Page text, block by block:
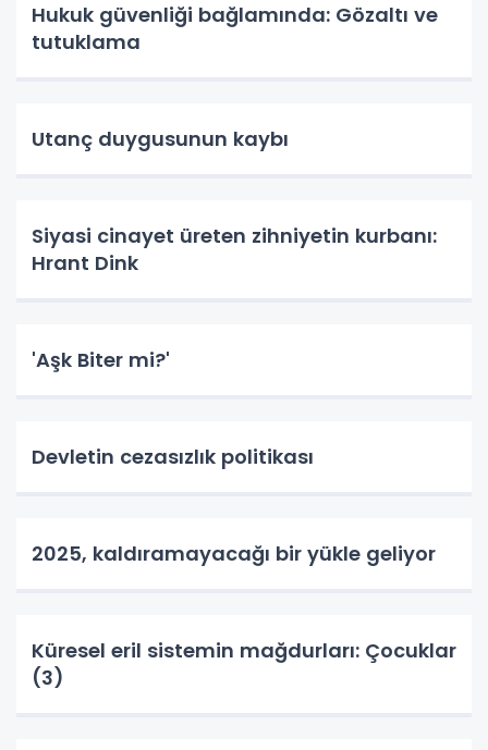
Hukuk güvenliği bağlamında: Gözaltı ve
tutuklama
Utanç duygusunun kaybı
Siyasi cinayet üreten zihniyetin kurbanı:
Hrant Dink
'Aşk Biter mi?'
Devletin cezasızlık politikası
2025, kaldıramayacağı bir yükle geliyor
Küresel eril sistemin mağdurları: Çocuklar
(3)